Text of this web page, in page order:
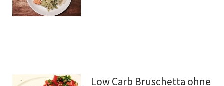
Low Carb Bruschetta ohne